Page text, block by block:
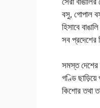
বসু, গোপাল
হিসাবে
সব প্রদেশের
সমস্ত দেশের
গণ্ডি
কিশোর তথা